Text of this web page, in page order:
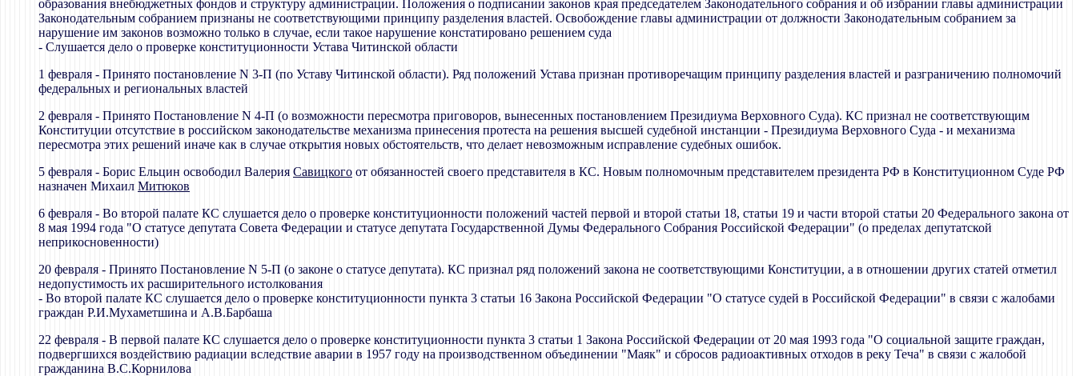
образования внебюджетных фондов и структуру администрации. Положения о подписании законов края председателем Законодательного собрания и об избрании главы администрации
Законодательным собранием признаны не соответствующими принципу разделения властей. Освобождение главы администрации от должности Законодательным собранием за
нарушение им законов возможно только в случае, если такое нарушение констатировано решением суда
- Слушается дело о проверке конституционности Устава Читинской области
1 февраля - Принято постановление N 3-П (по Уставу Читинской области). Ряд положений Устава признан противоречащим принципу разделения властей и разграничению полномочий
федеральных и региональных властей
2 февраля - Принято Постановление N 4-П (о возможности пересмотра приговоров, вынесенных постановлением Президиума Верховного Суда). КС признал не соответствующим
Конституции отсутствие в российском законодательстве механизма принесения протеста на решения высшей судебной инстанции - Президиума Верховного Суда - и механизма
пересмотра этих решений иначе как в случае открытия новых обстоятельств, что делает невозможным исправление судебных ошибок.
5 февраля - Борис Ельцин освободил Валерия Савицкого от обязанностей своего представителя в КС. Новым полномочным представителем президента РФ в Конституционном Суде РФ
назначен Михаил Митюков
6 февраля - Во второй палате КС слушается дело о проверке конституционности положений частей первой и второй статьи 18, статьи 19 и части второй статьи 20 Федерального закона от
8 мая 1994 года "О статусе депутата Совета Федерации и статусе депутата Государственной Думы Федерального Собрания Российской Федерации" (о пределах депутатской
неприкосновенности)
20 февраля - Принято Постановление N 5-П (о законе о статусе депутата). КС признал ряд положений закона не соответствующими Конституции, а в отношении других статей отметил
недопустимость их расширительного истолкования
- Во второй палате КС слушается дело о проверке конституционности пункта 3 статьи 16 Закона Российской Федерации "О статусе судей в Российской Федерации" в связи с жалобами
граждан Р.И.Мухаметшина и А.В.Барбаша
22 февраля - В первой палате КС слушается дело о проверке конституционности пункта 3 статьи 1 Закона Российской Федерации от 20 мая 1993 года "О социальной защите граждан,
подвергшихся воздействию радиации вследствие аварии в 1957 году на производственном объединении "Маяк" и сбросов радиоактивных отходов в реку Теча" в связи с жалобой
гражданина В.С.Корнилова